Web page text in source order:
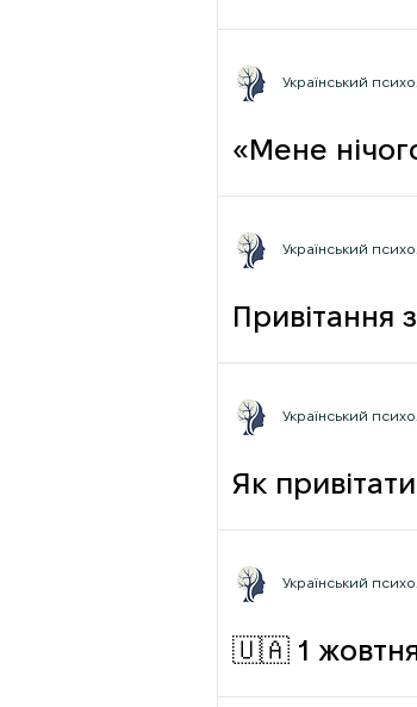
«Мене
Український
Привітання
Український
Як
Український
🇺🇦 1 жовтня
Український